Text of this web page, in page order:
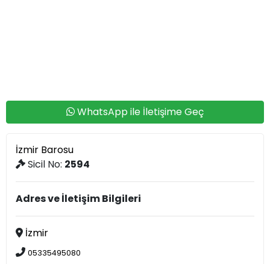
WhatsApp ile İletişime Geç
İzmir Barosu
Sicil No: 2594
Adres ve İletişim Bilgileri
İzmir
05335495080